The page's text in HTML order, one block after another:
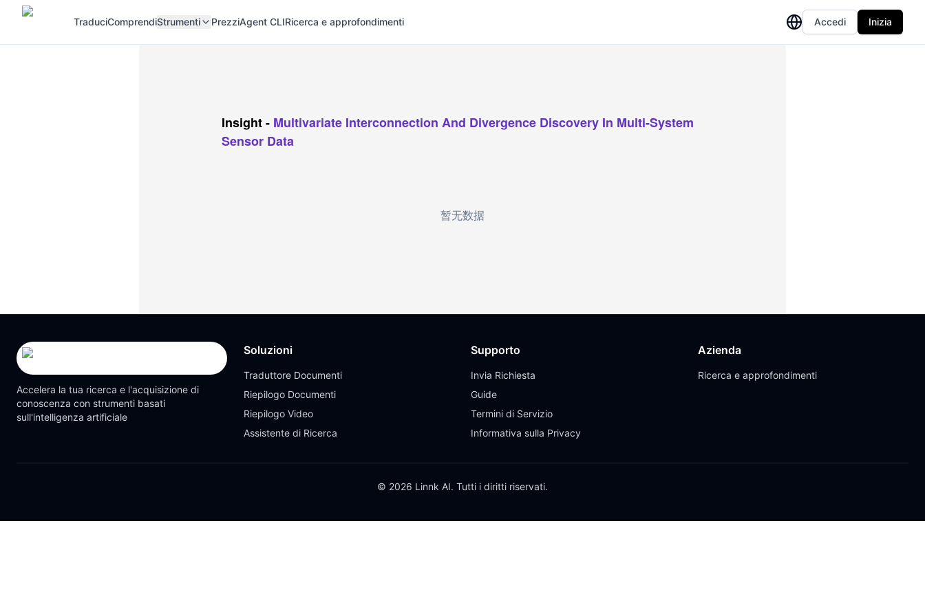
TraduciComprendiStrumenti PrezziAgent CLIRicerca e approfondimenti Accedi Inizia
Insight- Multivariate Interconnection And Divergence Discovery In Multi-System
Sensor Data
暂无数据
Accelera la tua ricerca e l'acquisizione di
conoscenza con strumenti basati
sull'intelligenza artificiale
Soluzioni
Traduttore Documenti
Riepilogo Documenti
Riepilogo Video
Assistente di Ricerca
Supporto
Invia Richiesta
Guide
Termini di Servizio
Informativa sulla Privacy
Azienda
Ricerca e approfondimenti
© 2026 Linnk AI. Tutti i diritti riservati.